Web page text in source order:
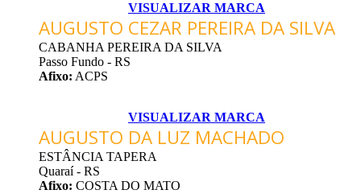
VISUALIZAR MARCA
AUGUSTO CEZAR PEREIRA DA SILVA
CABANHA PEREIRA DA SILVA
Passo Fundo - RS
Afixo: ACPS
VISUALIZAR MARCA
AUGUSTO DA LUZ MACHADO
ESTÂNCIA TAPERA
Quaraí - RS
Afixo: COSTA DO MATO